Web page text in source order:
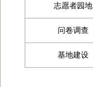
志愿者园地
问卷调查
基地建设